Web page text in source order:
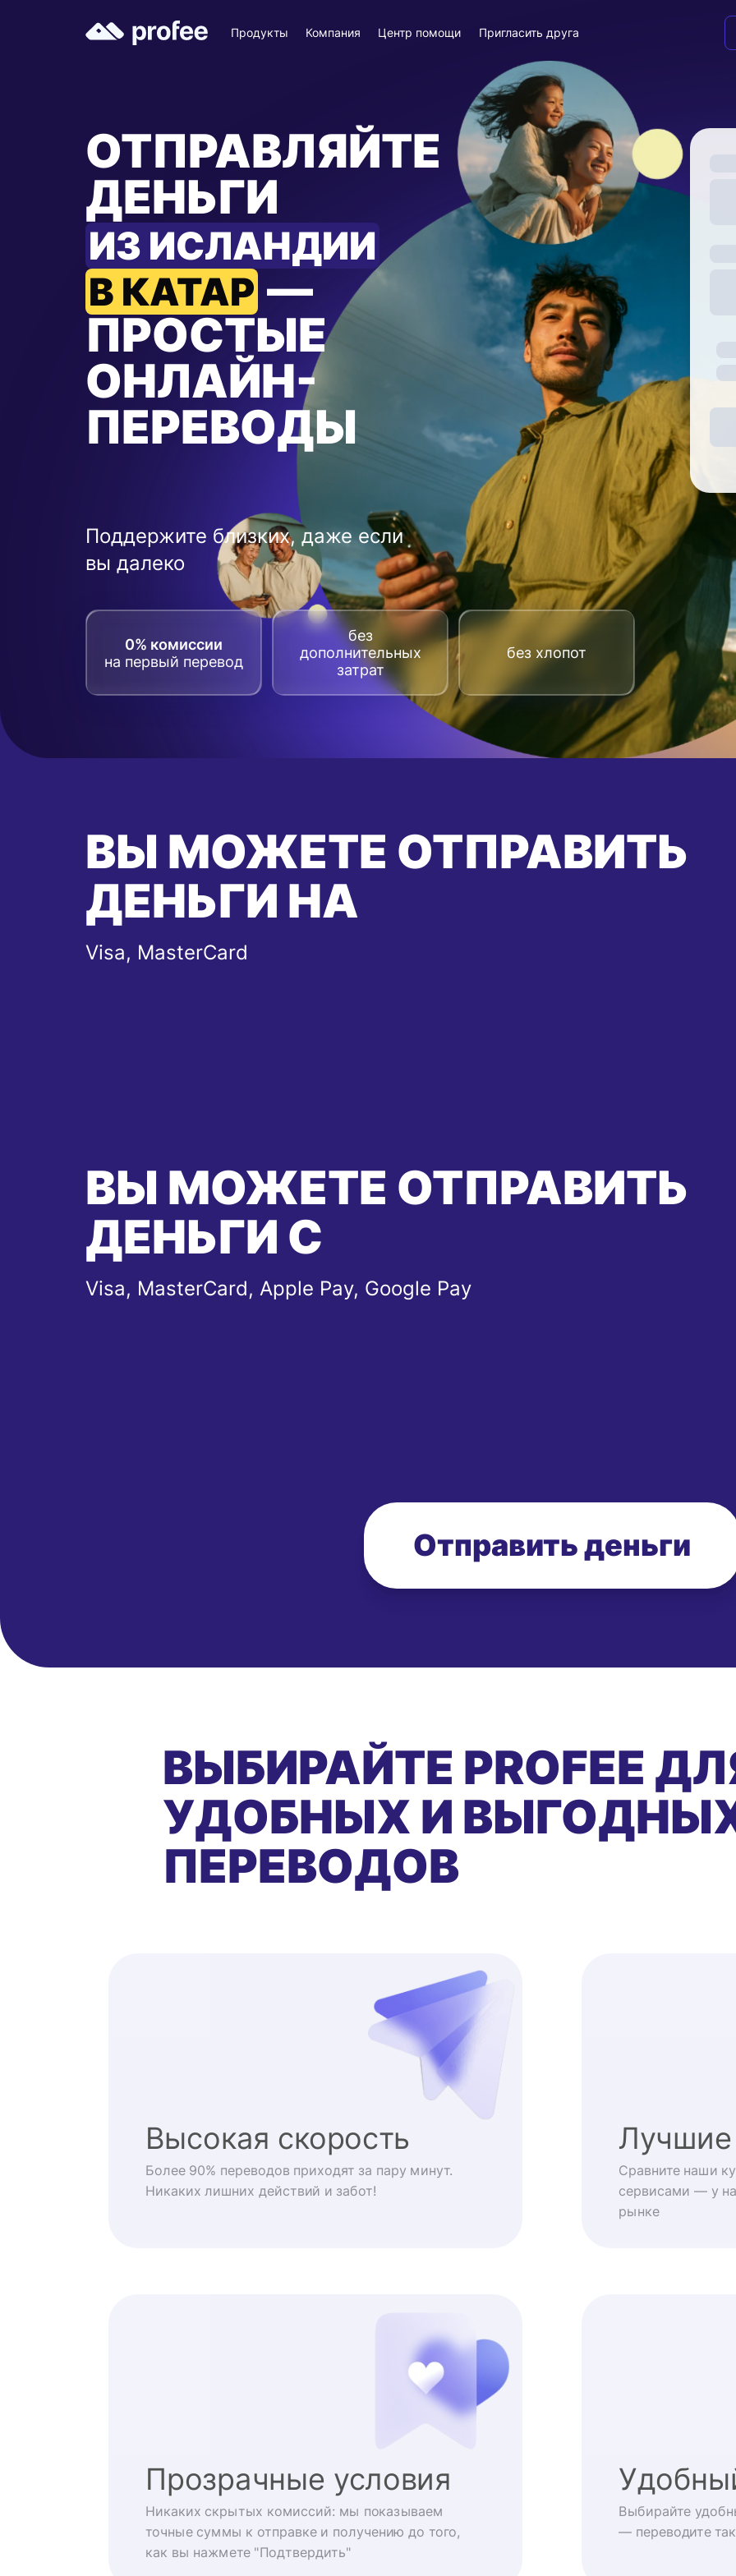
Продукты Компания Центр помощи Пригласить друга
ОТПРАВЛЯЙТЕ
ДЕНЬГИ
ИЗ ИСЛАНДИИ
В КАТАР —
ПРОСТЫЕ
ОНЛАЙН-
ПЕРЕВОДЫ
Поддержите близких, даже если
вы далеко
0% комиссии
на первый перевод
без
дополнительных
затрат
без хлопот
ВЫ МОЖЕТЕ ОТПРАВИТЬ
ДЕНЬГИ НА
Visa, MasterCard
ВЫ МОЖЕТЕ ОТПРАВИТЬ
ДЕНЬГИ С
Visa, MasterCard, Apple Pay, Google Pay
Отправить деньги
ВЫБИРАЙТЕ PROFEE
УДОБНЫХ И
ПЕРЕВОДОВ
Высокая скорость
Более 90% переводов приходят за пару минут.
Никаких лишних действий и забот!
Сравните наши
сервисами — у
рынке
Прозрачные условия
Никаких скрытых комиссий: мы показываем
точные суммы к отправке и получению до того,
как вы нажмете "Подтвердить"
Выбирайте
— переводите